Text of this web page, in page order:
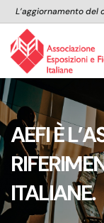
L’aggiornamento del
Salta al contenuto
AEFI È
ITALIANE.